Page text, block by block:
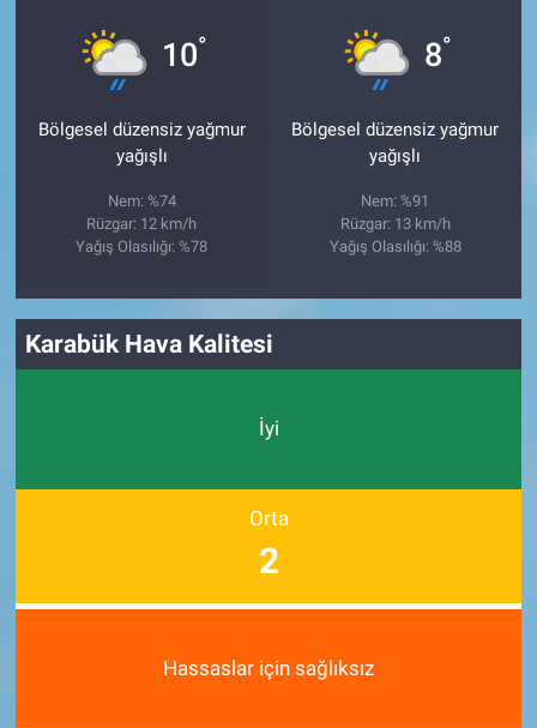
10°
Bölgesel düzensiz yağmur
yağışlı
Nem: %74
Rüzgar: 12 km/h
Yağış Olasılığı: %78
8°
Bölgesel düzensiz yağmur
yağışlı
Nem: %91
Rüzgar: 13 km/h
Yağış Olasılığı: %88
Karabük Hava Kalitesi
İyi
Orta
2
Hassaslar için sağlıksız